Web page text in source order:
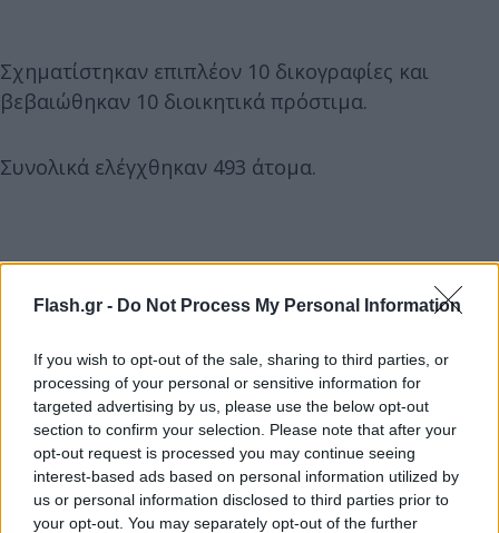
Flash.gr - Do Not Process My Personal Information
If you wish to opt-out of the sale, sharing to third parties, or
processing of your personal or sensitive information for
targeted advertising by us, please use the below opt-out
section to confirm your selection. Please note that after your
opt-out request is processed you may continue seeing
interest-based ads based on personal information utilized by
us or personal information disclosed to third parties prior to
your opt-out. You may separately opt-out of the further
Σχηματίστηκαν επιπλέον 10 δικογραφίες και
βεβαιώθηκαν 10 διοικητικά πρόστιμα.
Συνολικά ελέγχθηκαν 493 άτομα.